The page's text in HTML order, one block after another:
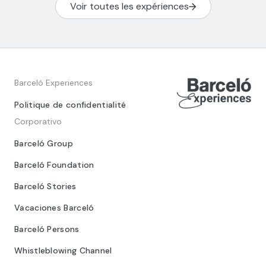
Voir toutes les expériences
Barceló Experiences
Politique de confidentialité
Corporativo
Barceló Group
Barceló Foundation
Barceló Stories
Vacaciones Barceló
Barceló Persons
Whistleblowing Channel